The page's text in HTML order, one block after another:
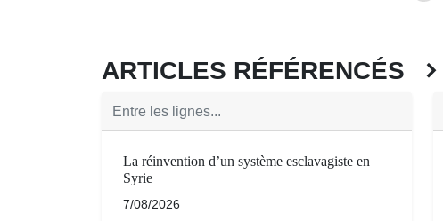
ARTICLES RÉFÉRENCÉS
Entre les lignes...
La réinvention d’un système esclavagiste en
Syrie
7/08/2026